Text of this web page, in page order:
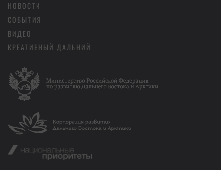
НОВОСТИ
СОБЫТИЯ
ВИДЕО
КРЕАТИВНЫЙ ДАЛЬНИЙ